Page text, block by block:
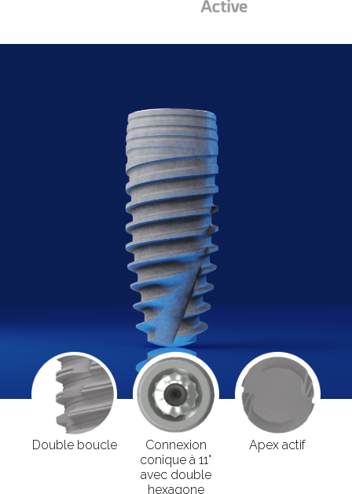
Double boucle
Connexion
conique à 11°
avec double
hexagone
Apex actif